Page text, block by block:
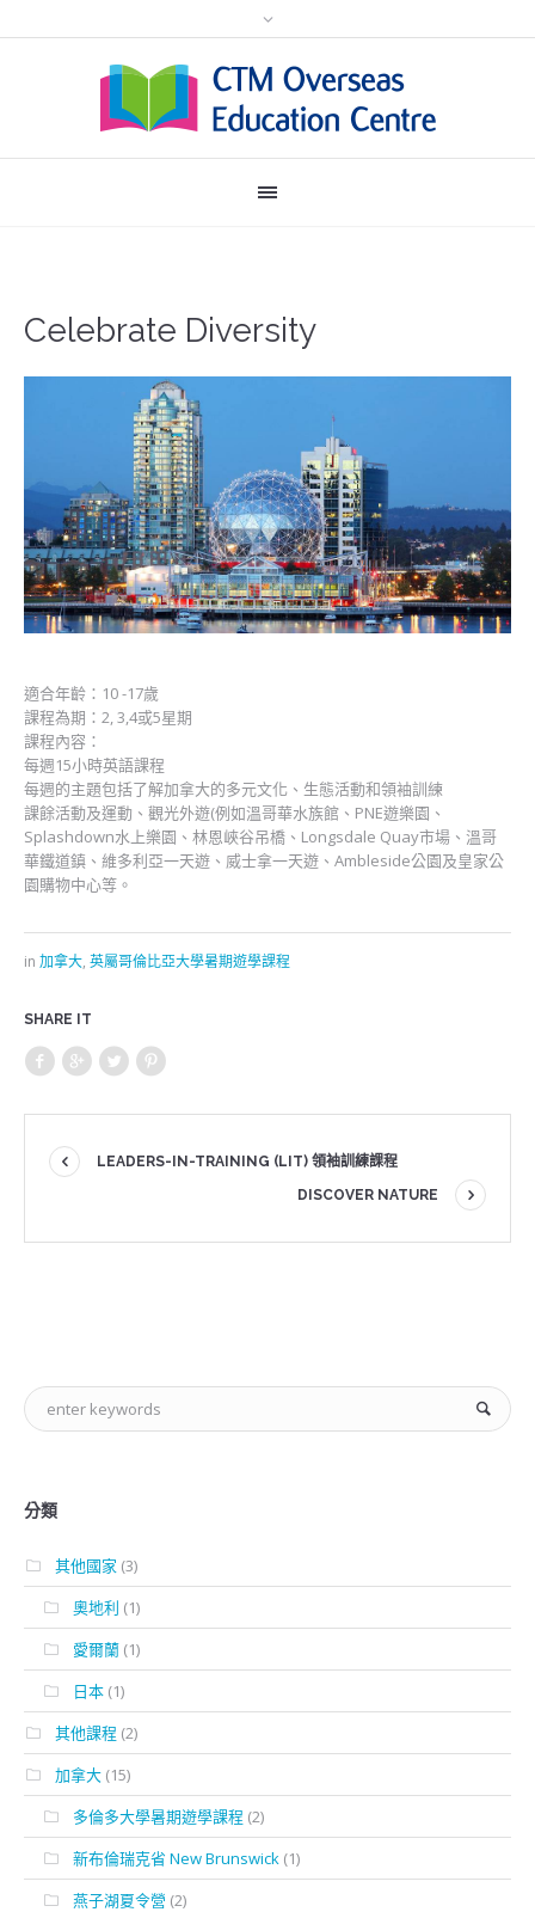
Celebrate Diversity
適合年齡：10 -17歲
課程為期：2, 3,4或5星期
課程內容：
每週15小時英語課程
每週的主題包括了解加拿大的多元文化、生態活動和領袖訓練
課餘活動及運動、觀光外遊(例如溫哥華水族館、PNE遊樂園、
Splashdown水上樂園、林恩峽谷吊橋、Longsdale Quay市場、溫哥
華鐵道鎮、維多利亞一天遊、威士拿一天遊、Ambleside公園及皇家公
園購物中心等。
in 加拿大, 英屬哥倫比亞大學暑期遊學課程
SHARE IT
LEADERS-IN-TRAINING (LIT) 領袖訓練課程
DISCOVER NATURE
分類
其他國家 (3)
奧地利 (1)
愛爾蘭 (1)
日本 (1)
其他課程 (2)
加拿大 (15)
多倫多大學暑期遊學課程 (2)
新布倫瑞克省 New Brunswick (1)
燕子湖夏令營 (2)